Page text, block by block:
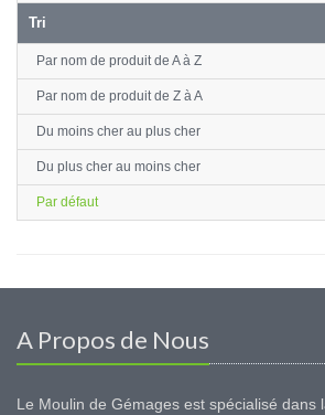
Tri
Par nom de produit de A à Z
Par nom de produit de Z à A
Du moins cher au plus cher
Du plus cher au moins cher
Par défaut
A Propos de Nous
Le Moulin de Gémages est spécialisé dans